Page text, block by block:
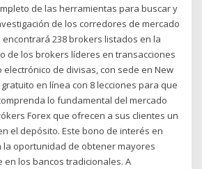
de las herramientas para buscar y
de los corredores de mercado
encontrará 238 brokers listados en la
de los brokers líderes en transacciones
electrónico de divisas, con sede en New
en línea con 8 lecciones para que
lo fundamental del mercado
Forex que ofrecen a sus clientes un
el depósito. Este bono de interés en
la oportunidad de obtener mayores
los bancos tradicionales. A